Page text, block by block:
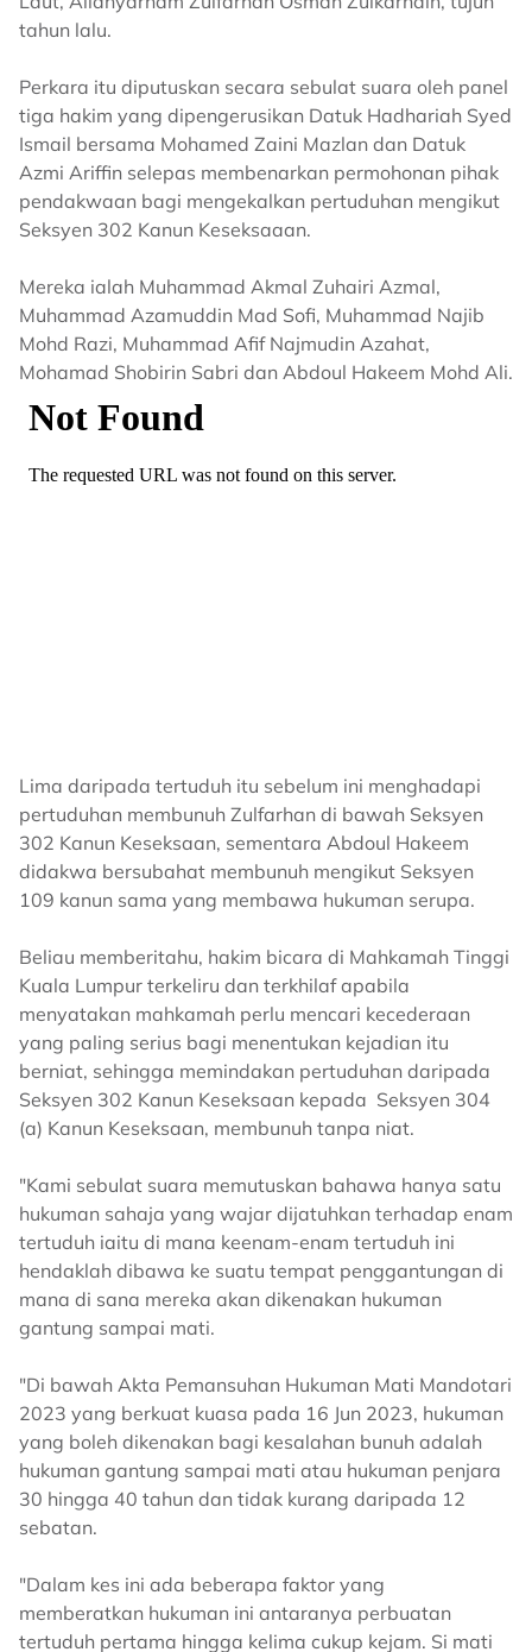
tahun lalu.
Perkara itu diputuskan secara sebulat suara oleh panel
tiga hakim yang dipengerusikan Datuk Hadhariah Syed
Ismail bersama Mohamed Zaini Mazlan dan Datuk
Azmi Ariffin selepas membenarkan permohonan pihak
pendakwaan bagi mengekalkan pertuduhan mengikut
Seksyen 302 Kanun Keseksaaan.
Mereka ialah Muhammad Akmal Zuhairi Azmal,
Muhammad Azamuddin Mad Sofi, Muhammad Najib
Mohd Razi, Muhammad Afif Najmudin Azahat,
Mohamad Shobirin Sabri dan Abdoul Hakeem Mohd Ali.
Lima daripada tertuduh itu sebelum ini menghadapi
pertuduhan membunuh Zulfarhan di bawah Seksyen
302 Kanun Keseksaan, sementara Abdoul Hakeem
didakwa bersubahat membunuh mengikut Seksyen
109 kanun sama yang membawa hukuman serupa.
Beliau memberitahu, hakim bicara di Mahkamah Tinggi
Kuala Lumpur terkeliru dan terkhilaf apabila
menyatakan mahkamah perlu mencari kecederaan
yang paling serius bagi menentukan kejadian itu
berniat, sehingga memindakan pertuduhan daripada
Seksyen 302 Kanun Keseksaan kepada Seksyen 304
(a) Kanun Keseksaan, membunuh tanpa niat.
"Kami sebulat suara memutuskan bahawa hanya satu
hukuman sahaja yang wajar dijatuhkan terhadap enam
tertuduh iaitu di mana keenam-enam tertuduh ini
hendaklah dibawa ke suatu tempat penggantungan di
mana di sana mereka akan dikenakan hukuman
gantung sampai mati.
"Di bawah Akta Pemansuhan Hukuman Mati Mandotari
2023 yang berkuat kuasa pada 16 Jun 2023, hukuman
yang boleh dikenakan bagi kesalahan bunuh adalah
hukuman gantung sampai mati atau hukuman penjara
30 hingga 40 tahun dan tidak kurang daripada 12
sebatan.
"Dalam kes ini ada beberapa faktor yang
memberatkan hukuman ini antaranya perbuatan
tertuduh pertama hingga kelima cukup kejam. Si mati